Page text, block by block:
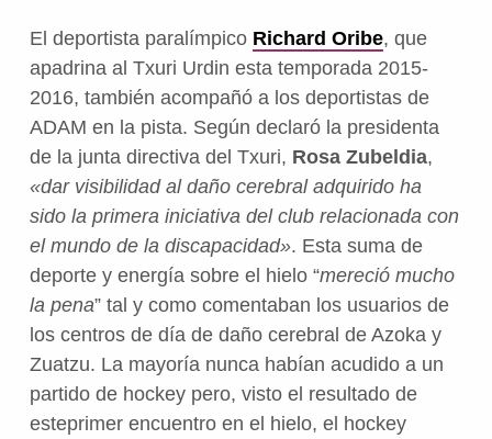
El deportista paralímpico Richard Oribe, que
apadrina al Txuri Urdin esta temporada 2015-
2016, también acompañó a los deportistas de
ADAM en la pista. Según declaró la presidenta
de la junta directiva del Txuri, Rosa Zubeldia,
«dar visibilidad al daño cerebral adquirido ha
sido la primera iniciativa del club relacionada con
el mundo de la discapacidad». Esta suma de
deporte y energía sobre el hielo “mereció mucho
la pena” tal y como comentaban los usuarios de
los centros de día de daño cerebral de Azoka y
Zuatzu. La mayoría nunca habían acudido a un
partido de hockey pero, visto el resultado de
esteprimer encuentro en el hielo, el hockey